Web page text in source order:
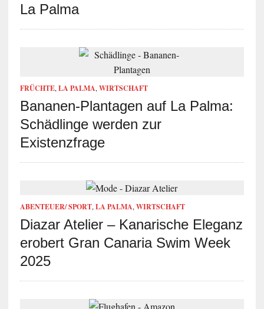
La Palma
FRÜCHTE,LA PALMA,WIRTSCHAFT
Bananen-Plantagen auf La Palma:
Schädlinge werden zur
Existenzfrage
ABENTEUER/ SPORT,LA PALMA,WIRTSCHAFT
Diazar Atelier – Kanarische Eleganz
erobert Gran Canaria Swim Week
2025